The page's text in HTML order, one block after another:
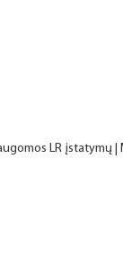
LR įstatymų